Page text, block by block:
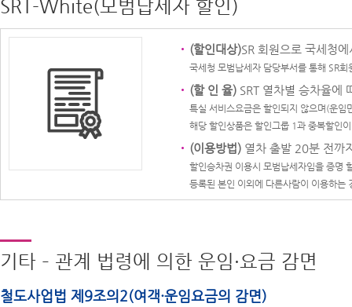
SRT-White(모범납세자 할인)
(할인대상)SR 회원으로 국세청
국세청 모범납세자 담당부서를 통해 SR
(할 인 율) SRT 열차별 승차율에
특실 서비스요금은 할인되지 않으며(운
해당 할인상품은 할인그룹 1과 중복할인
(이용방법) 열차 출발 20분 전까
할인승차권 이용시 모범납세자임을 증명
등록된 본인 이외에 다른사람이 이용하는
기타 – 관계 법령에 의한 운임·요금 감면
철도사업법 제9조의2(여객·운임요금의 감면)